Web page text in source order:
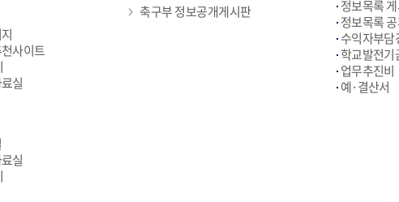
사이트
실
실
축구부 정보공개게시판
정보목록
정보목록
수익자부담
학교발전기
업무추진비
예·결산서